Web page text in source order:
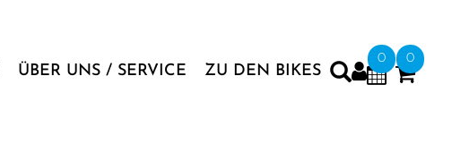
ÜBER UNS / SERVICE ZU DEN BIKES
0 0